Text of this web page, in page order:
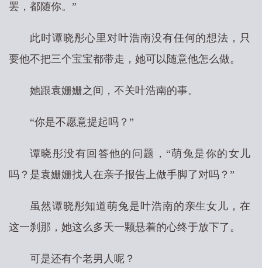
罢，都随你。”
此时谭晓彤心里对叶浩南没有任何的想法，只
要他不把三个宝宝都带走，她可以随意他怎么做。
她跟袁姗姗之间，不关叶浩南的事。
“你是不愿意提起吗？”
谭晓彤没有回答他的问题，“萌兔是你的女儿
吗？是袁姗姗找人在亲子报告上做手脚了对吗？”
虽然谭晓彤知道萌兔是叶浩南的亲生女儿，在
这一刹那，她这么多天一颗悬着的心终于放下了。
可是还有个老男人呢？